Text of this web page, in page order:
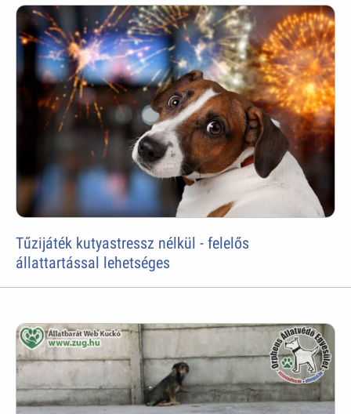
Tűzijáték kutyastressz nélkül - felelős
állattartással lehetséges